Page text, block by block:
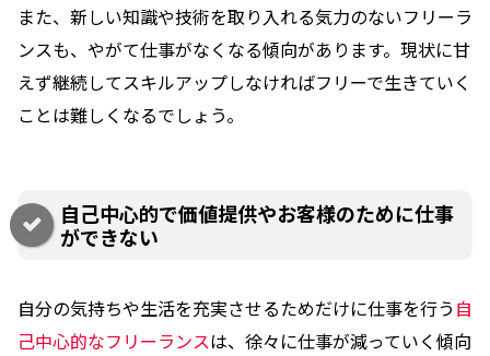
また、新しい知識や技術を取り入れる気力のないフリーラ
ンスも、やがて仕事がなくなる傾向があります。現状に甘
えず継続してスキルアップしなければフリーで生きていく
ことは難しくなるでしょう。
自己中心的で価値提供やお客様のために仕事
ができない
自分の気持ちや生活を充実させるためだけに仕事を行う 自
己中心的なフリーランスは、徐々に仕事が減っていく傾向